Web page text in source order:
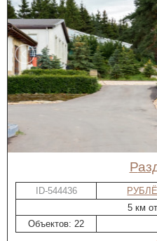
ID-544436
5 км
Объектов: 22